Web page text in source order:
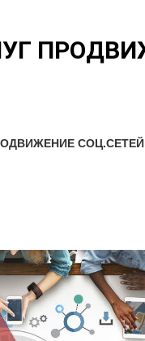
СОЦ.СЕТЕЙ